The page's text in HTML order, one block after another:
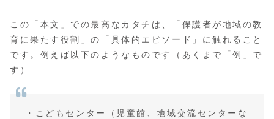
この「本文」での最高なカタチは、「保護者が地域の教
育に果たす役割」の「具体的エピソード」に触れること
です。例えば以下のようなものです（あくまで「例」で
す）
・こどもセンター（児童館、地域交流センターな